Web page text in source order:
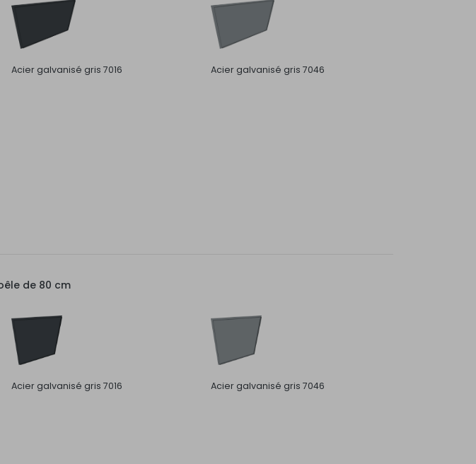
Acier galvanisé gris 7016 Acier galvanisé gris 7046
de 80 cm
Acier galvanisé gris 7016 Acier galvanisé gris 7046